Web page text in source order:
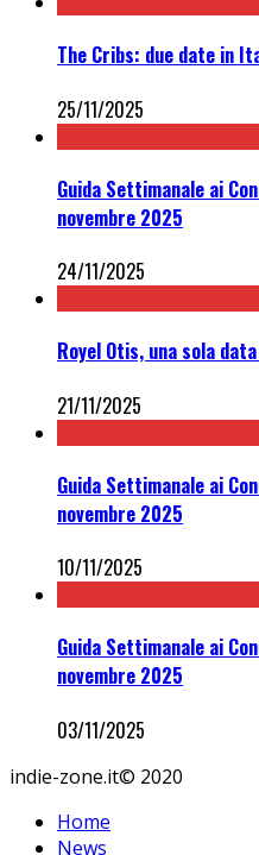
The Cribs: due date in
25/11/2025
Guida Settimanale ai
novembre 2025
24/11/2025
Royel Otis, una sola
21/11/2025
Guida Settimanale ai
novembre 2025
10/11/2025
Guida Settimanale ai
novembre 2025
03/11/2025
indie-zone.it© 2020
Home
News